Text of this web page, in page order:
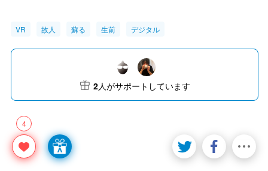
VR 故人 蘇る 生前 デジタル
4
2人がサポートしています